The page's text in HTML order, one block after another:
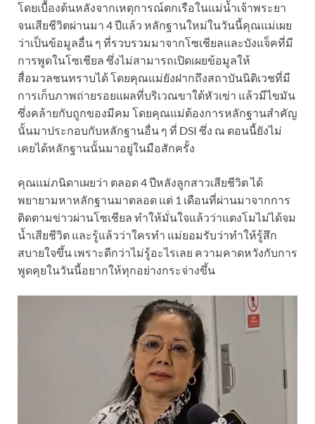
โดยเบื้องต้นหลังจากเหตุการณ์ตกเรือในแม่น้ำเจ้าพระยา
จนเสียชีวิตผ่านมา 4 ปีแล้ว หลักฐานใหม่ในวันนี้คุณแม่เผย
ว่าเป็นข้อมูลอื่น ๆ ที่รวบรวมมาจากโซเชียลและบังแจ็คที่มี
การพูดในโซเชียล ซึ่งไม่สามารถเปิดเผยข้อมูลให้
สื่อมวลชนทราบได้ โดยคุณแม่ยังฝากถึงสถาบันนิติเวชที่มี
การเก็บภาพถ่ายรอยแผลที่บริเวณขาใต้หัวเข่า แล้วมีไขมัน
ซึ่งคล้ายกับถูกของมีคม โดยคุณแม่ต้องการหลักฐานสำคัญ
นั้นมาประกอบกับหลักฐานอื่น ๆ ที่ DSI ซึ่ง ณ ตอนนี้ยังไม่
เคยได้หลักฐานนั้นมาอยู่ในมือสักครั้ง
คุณแม่ภนิดาเผยว่า ตลอด 4 ปีหลังลูกสาวเสียชีวิต ได้
พยายามหาหลักฐานมาตลอด แต่ 1 เดือนที่ผ่านมาจากการ
ติดตามข่าวผ่านโซเชียล ทำให้มั่นใจแล้วว่าแตงโมไม่ได้จม
น้ำเสียชีวิต และรู้แล้วว่าใครทำ แม่ยอมรับว่าทำให้รู้สึก
สบายใจขึ้น เพราะดีกว่าไม่รู้อะไรเลย ความคาดหวังกับการ
พูดคุยในวันนี้อยากให้ทุกอย่างกระจ่างขึ้น